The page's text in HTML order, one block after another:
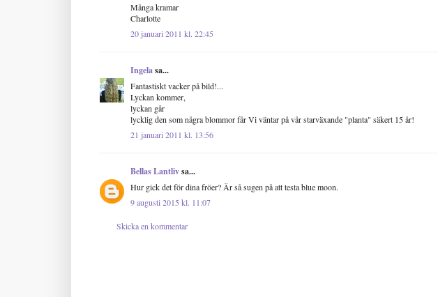
Många kramar
Charlotte
20 januari 2011 kl. 22:45
Ingelasa...
Fantastiskt vacker på bild!...
Lyckan kommer,
lyckan går
lycklig den som några blommor får Vi väntar på vår starväxande "planta" säkert 15 år!
21 januari 2011 kl. 13:56
Bellas Lantlivsa...
Hur gick det för dina fröer? Är så sugen på att testa blue moon.
9 augusti 2015 kl. 11:07
Skicka en kommentar